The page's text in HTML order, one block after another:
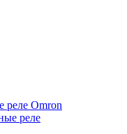
реле Omron
реле